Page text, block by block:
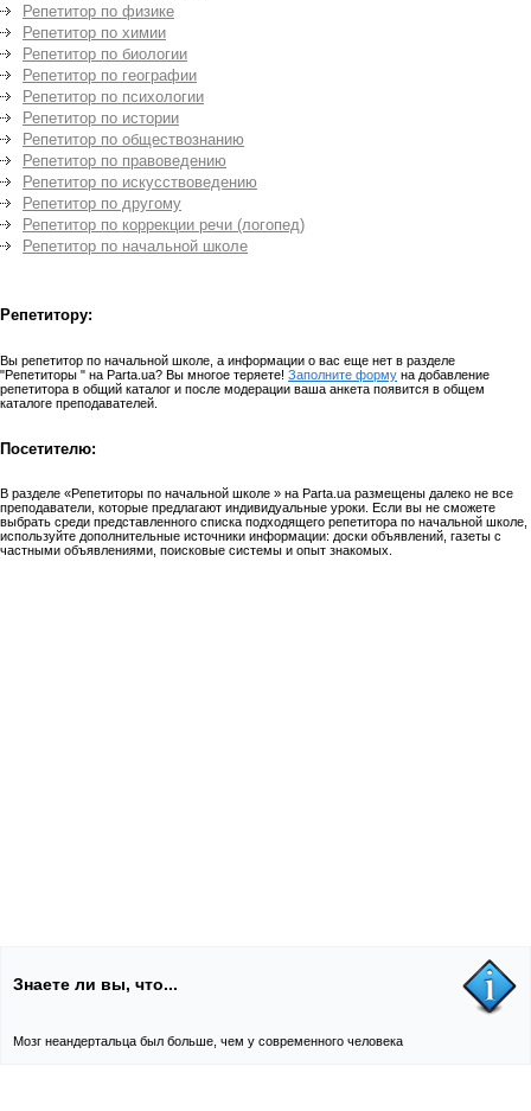
Репетитор по физике
Репетитор по химии
Репетитор по биологии
Репетитор по географии
Репетитор по психологии
Репетитор по истории
Репетитор по обществознанию
Репетитор по правоведению
Репетитор по искусствоведению
Репетитор по другому
Репетитор по коррекции речи (логопед)
Репетитор по начальной школе
Репетитору:
Вы репетитор по начальной школе, а информации о вас еще нет в разделе
"Репетиторы " на Parta.ua? Вы многое теряете! Заполните форму на добавление
репетитора в общий каталог и после модерации ваша анкета появится в общем
каталоге преподавателей.
Посетителю:
В разделе «Репетиторы по начальной школе » на Parta.ua размещены далеко не все
преподаватели, которые предлагают индивидуальные уроки. Если вы не сможете
выбрать среди представленного списка подходящего репетитора по начальной школе,
используйте дополнительные источники информации: доски объявлений, газеты с
частными объявлениями, поисковые системы и опыт знакомых.
Знаете ли вы, что...
Мозг неандертальца был больше, чем у современного человека